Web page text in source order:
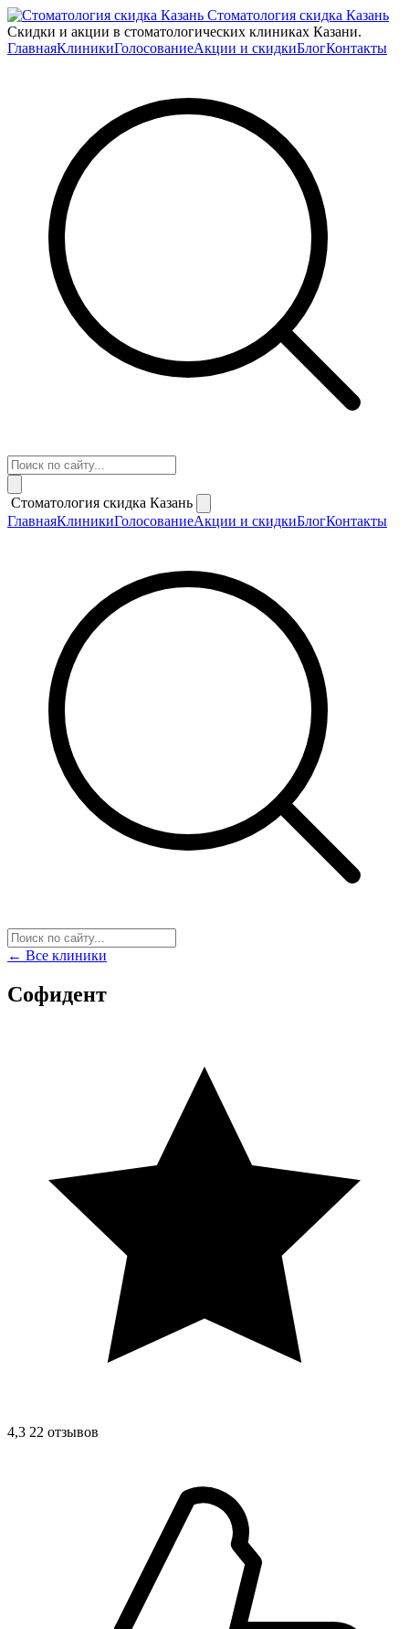
Стоматология скидка Казань
Скидки и акции в стоматологических клиниках Казани.
ГлавнаяКлиникиГолосованиеАкции и скидкиБлогКонтакты
Стоматология скидка Казань
ГлавнаяКлиникиГолосованиеАкции и скидкиБлогКонтакты
← Все клиники
Софидент
4,3 22 отзывов